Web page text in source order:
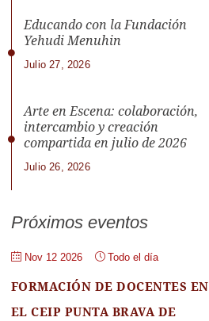
Educando con la Fundación
Yehudi Menuhin
Julio 27, 2026
Arte en Escena: colaboración,
intercambio y creación
compartida en julio de 2026
Julio 26, 2026
Próximos eventos
Nov 12 2026 Todo el día
FORMACIÓN DE DOCENTES EN
EL CEIP PUNTA BRAVA DE